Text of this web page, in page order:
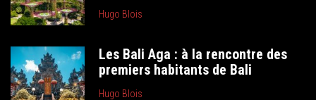
Hugo Blois
Les Bali Aga : à la rencontre des
premiers habitants de Bali
Hugo Blois